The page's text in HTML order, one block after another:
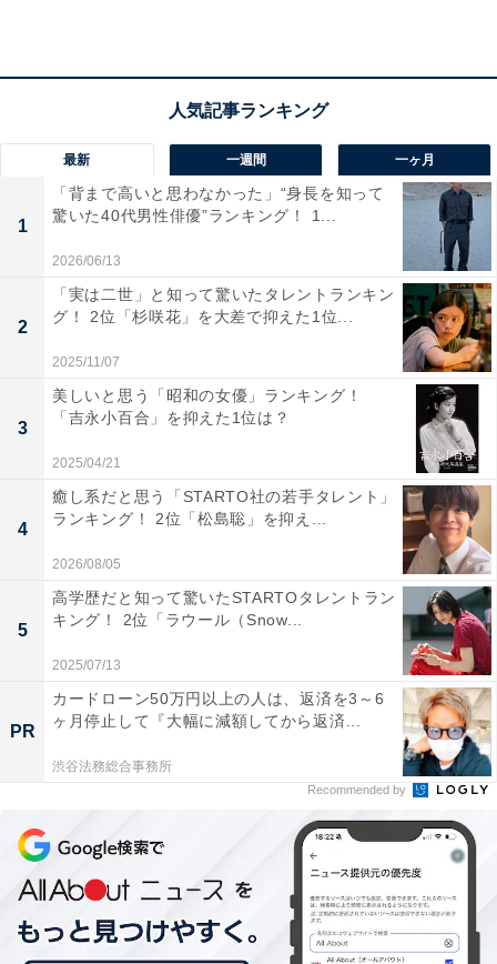
ラクターとして板についていると思います」（40代
1位：ベルモット／106票
最新 一週間 一ヶ月
1
「背まで高いと思わなかった」“身長を知って
驚いた40代男性俳優”ランキング！ 1...
2026/06/13
2
「実は二世」と知って驚いたタレントランキン
グ！ 2位「杉咲花」を大差で抑えた1位...
2025/11/07
3
美しいと思う「昭和の女優」ランキング！
「吉永小百合」を抑えた1位は？
2025/04/21
4
癒し系だと思う「STARTO社の若手タレント」
ランキング！ 2位「松島聡」を抑え...
2026/08/05
5
高学歴だと知って驚いたSTARTOタレントラン
キング！ 2位「ラウール（Snow...
2025/07/13
PR
カードローン50万円以上の人は、返済を3～6
ヶ月停止して『大幅に減額してから返済...
渋谷法務総合事務所
Recommended by